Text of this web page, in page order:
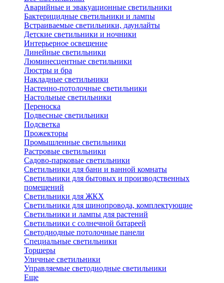
Аварийные и эвакуационные светильники
Бактерицидные светильники и лампы
Встраиваемые светильники, даунлайты
Детские светильники и ночники
Интерьерное освещение
Линейные светильники
Люминесцентные светильники
Люстры и бра
Накладные светильники
Настенно-потолочные светильники
Настольные светильники
Переноска
Подвесные светильники
Подсветка
Прожекторы
Промышленные светильники
Растровые светильники
Садово-парковые светильники
Светильники для бани и ванной комнаты
Светильники для бытовых и производственных
помещений
Светильники для ЖКХ
Светильники для шинопровода, комплектующие
Светильники и лампы для растений
Светильники с солнечной батареей
Светодиодные потолочные панели
Специальные светильники
Торшеры
Уличные светильники
Управляемые светодиодные светильники
Еще